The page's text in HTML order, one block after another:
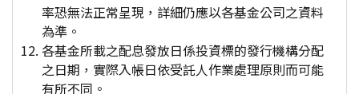
率恐無法正常呈現，詳細仍應以各基金公司之資料
為準。
各基金所載之配息發放日係投資標的發行機構分配
之日期，實際入帳日依受託人作業處理原則而可能
有所不同。